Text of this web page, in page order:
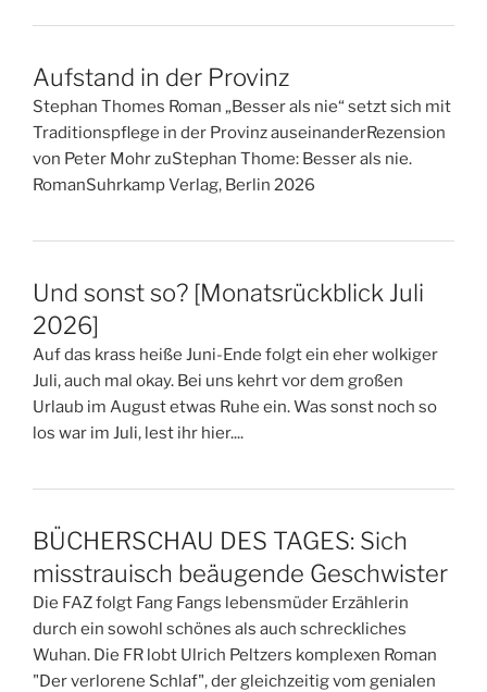
Aufstand in der Provinz
Stephan Thomes Roman „Besser als nie“ setzt sich mit
Traditionspflege in der Provinz auseinanderRezension
von Peter Mohr zuStephan Thome: Besser als nie.
RomanSuhrkamp Verlag, Berlin 2026
Und sonst so? [Monatsrückblick Juli
2026]
Auf das krass heiße Juni-Ende folgt ein eher wolkiger
Juli, auch mal okay. Bei uns kehrt vor dem großen
Urlaub im August etwas Ruhe ein. Was sonst noch so
los war im Juli, lest ihr hier....
BÜCHERSCHAU DES TAGES: Sich
misstrauisch beäugende Geschwister
Die FAZ folgt Fang Fangs lebensmüder Erzählerin
durch ein sowohl schönes als auch schreckliches
Wuhan. Die FR lobt Ulrich Peltzers komplexen Roman
"Der verlorene Schlaf", der gleichzeitig vom genialen